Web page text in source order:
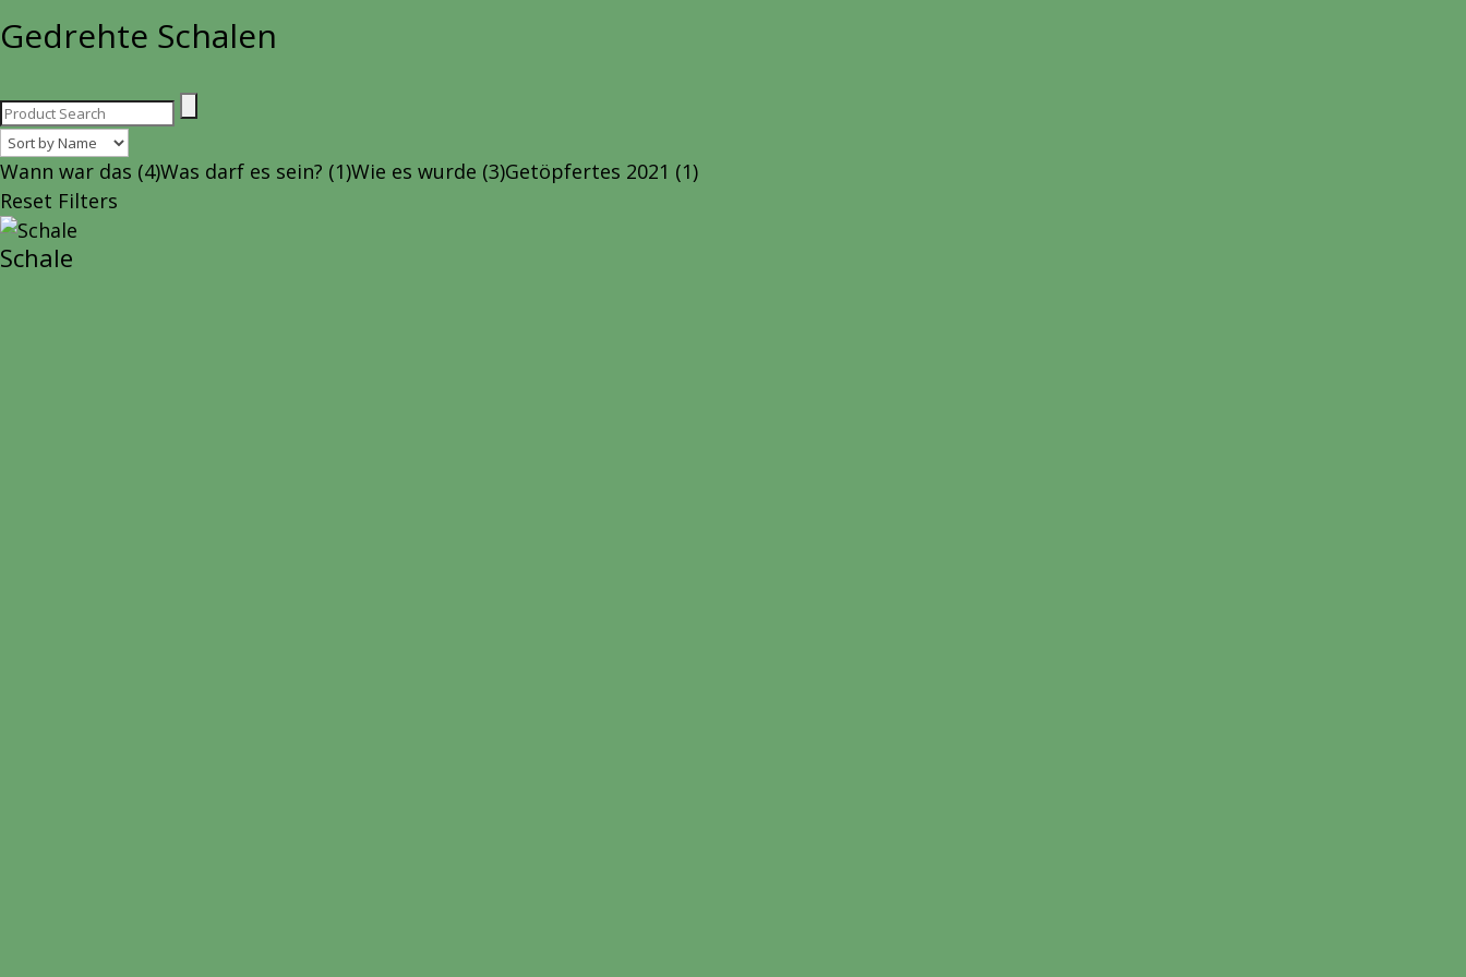
Gedrehte Schalen
Wann war das (4)Was darf es sein? (1)Wie es wurde (3)Getöpfertes 2021 (1)
Reset Filters
Schale